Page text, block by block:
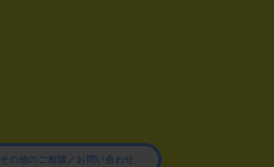
その他のご相談／お問い合わせ